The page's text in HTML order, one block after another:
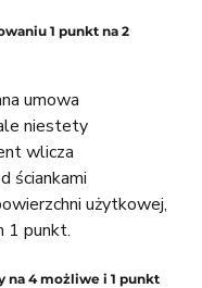
1 punkt na 2
umowa
niestety
wlicza
ściankami
użytkowej,
1 punkt.
na 4 możliwe i 1 punkt